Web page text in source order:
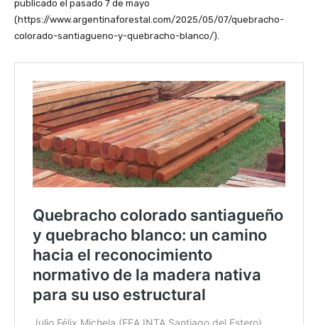
publicado el pasado 7 de mayo
(https://www.argentinaforestal.com/2025/05/07/quebracho-
colorado-santiagueno-y-quebracho-blanco/).